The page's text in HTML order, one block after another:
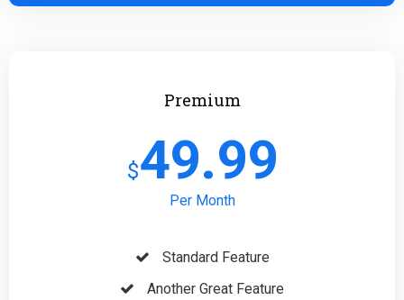
Premium
$49.99
Per Month
Standard Feature
Another Great Feature